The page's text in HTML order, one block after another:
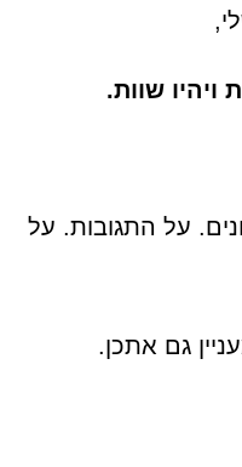
ויהיו שוות.
על התגובות. על
גם אתכן.